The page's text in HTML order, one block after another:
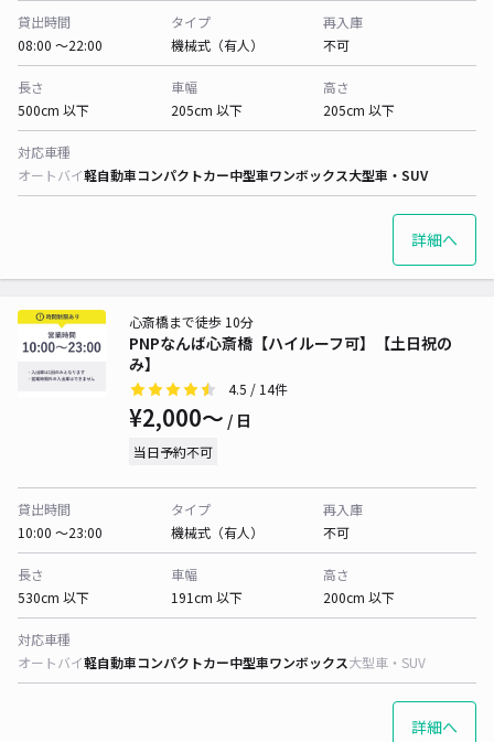
貸出時間
08:00 〜22:00
タイプ
機械式（有人）
再入庫
不可
長さ
500cm 以下
車幅
205cm 以下
高さ
205cm 以下
対応車種
オートバイ軽自動車コンパクトカー中型車ワンボックス大型車・SUV
詳細へ
PNPなんば心斎橋【ハイルーフ可】【土日祝の
み】
心斎橋まで徒歩 10分
4.5 / 14件
¥2,000〜 / 日
当日予約不可
貸出時間
10:00 〜23:00
タイプ
機械式（有人）
再入庫
不可
長さ
530cm 以下
車幅
191cm 以下
高さ
200cm 以下
対応車種
オートバイ軽自動車コンパクトカー中型車ワンボックス大型車・SUV
詳細へ